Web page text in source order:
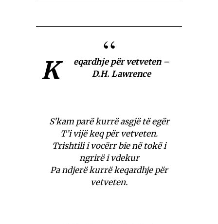
K
eqardhje për vetveten –
D.H. Lawrence
S’kam parë kurrë asgjë të egër
T’i vijë keq për vetveten.
Trishtili i vocërr bie në tokë i
ngrirë i vdekur
Pa ndjerë kurrë keqardhje për
vetveten.